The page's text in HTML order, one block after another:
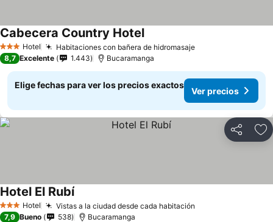
3 Estrellas
Hotel Habitaciones con bañera de hidromasajeVer precios
Cabecera Country HotelVer precios
8,7 Excelente 1.443 Bucaramanga
Elige fechas para ver los precios exactos
Ver precios
Compartir
3 Estrellas
Hotel Vistas a la ciudad desde cada habitación
Hotel El RubíVer precios
7,9 Bueno 538 Bucaramanga